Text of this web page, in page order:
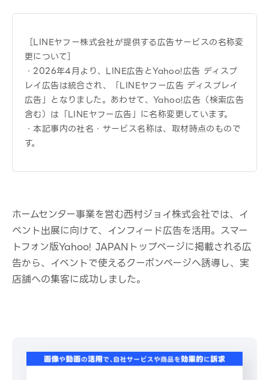
［LINEヤフー株式会社が提供する広告サービスの名称変
更について］
・2026年4月より、LINE広告とYahoo!広告 ディスプ
レイ広告は統合され、「LINEヤフー広告 ディスプレイ
広告」となりました。あわせて、Yahoo!広告（検索広告
含む）は「LINEヤフー広告」に名称変更しています。
・本記事内の社名・サービス名称は、取材時点のもので
す。
ホームセンター事業を営む西村ジョイ株式会社では、イ
ベント出展に向けて、インフィード広告を活用。スマー
トフォン版Yahoo! JAPANトップページに掲載される広
告から、イベントで使えるクーポンページへ誘導し、実
店舗への集客に成功しました。